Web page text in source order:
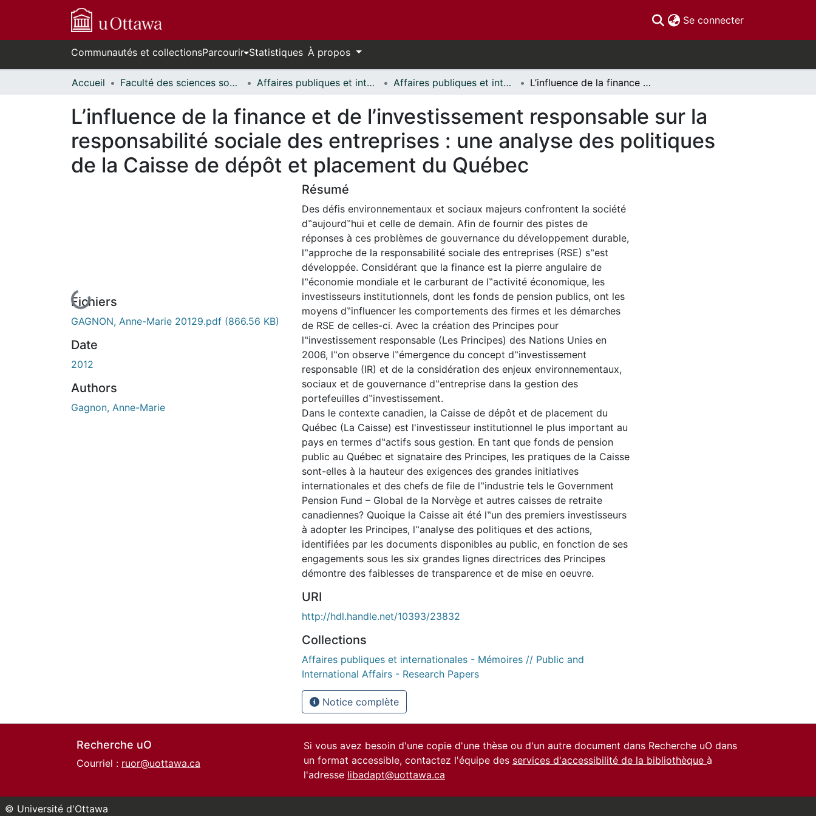
Se connecter(current)
Communautés et collectionsParcourir Statistiques À propos
Accueil Faculté des sciences sociales // Faculty of Social Sciences Affaires publiques et internationales // Public and International Affairs Affaires publiques et internationales - Mémoires // Public and International Affairs - Research Papers L’influence de la finance et de l’investissement responsable sur la responsabilité sociale des entreprises : une analyse des politiques de la Caisse de dépôt et placement du Québec
L’influence de la finance et de l’investissement responsable sur la
responsabilité sociale des entreprises : une analyse des politiques
de la Caisse de dépôt et placement du Québec
En cours de chargement...
Fichiers
GAGNON, Anne-Marie 20129.pdf (866.56 KB)
Date
2012
Authors
Gagnon, Anne-Marie
Résumé
Des défis environnementaux et sociaux majeurs confrontent la société
d‟aujourd‟hui et celle de demain. Afin de fournir des pistes de
réponses à ces problèmes de gouvernance du développement durable,
l‟approche de la responsabilité sociale des entreprises (RSE) s‟est
développée. Considérant que la finance est la pierre angulaire de
l‟économie mondiale et le carburant de l‟activité économique, les
investisseurs institutionnels, dont les fonds de pension publics, ont les
moyens d‟influencer les comportements des firmes et les démarches
de RSE de celles-ci. Avec la création des Principes pour
l‟investissement responsable (Les Principes) des Nations Unies en
2006, l‟on observe l‟émergence du concept d‟investissement
responsable (IR) et de la considération des enjeux environnementaux,
sociaux et de gouvernance d‟entreprise dans la gestion des
portefeuilles d‟investissement.
Dans le contexte canadien, la Caisse de dépôt et de placement du
Québec (La Caisse) est l'investisseur institutionnel le plus important au
pays en termes d‟actifs sous gestion. En tant que fonds de pension
public au Québec et signataire des Principes, les pratiques de la Caisse
sont-elles à la hauteur des exigences des grandes initiatives
internationales et des chefs de file de l‟industrie tels le Government
Pension Fund – Global de la Norvège et autres caisses de retraite
canadiennes? Quoique la Caisse ait été l‟un des premiers investisseurs
à adopter les Principes, l‟analyse des politiques et des actions,
identifiées par les documents disponibles au public, en fonction de ses
engagements sous les six grandes lignes directrices des Principes
démontre des faiblesses de transparence et de mise en oeuvre.
URI
http://hdl.handle.net/10393/23832
Collections
Affaires publiques et internationales - Mémoires // Public and
International Affairs - Research Papers
Notice complète
Recherche uO
Courriel : ruor@uottawa.ca
Si vous avez besoin d'une copie d'une thèse ou d'un autre document dans Recherche uO dans
un format accessible, contactez l'équipe des services d'accessibilité de la bibliothèque à
l'adresse libadapt@uottawa.ca
© Université d'Ottawa